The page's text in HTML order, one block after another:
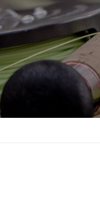
Skip
to
content